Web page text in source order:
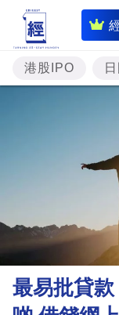
即
時
財
經
投
理
財
港股IPO
最易批貸